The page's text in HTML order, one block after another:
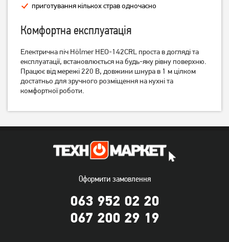
Електрична піч Castle CPE-
60H
5 509грн
5 069грн
Електрична піч Grunhelm
GN50ARC чорна
4 999грн
приготування кількох страв одночасно
Комфортна експлуатація
Електрична піч Hölmer HEO-142CRL проста в догляді та
експлуатації, встановлюється на будь-яку рівну поверхню.
Працює від мережі 220 В, довжини шнура в 1 м цілком
достатньо для зручного розміщення на кухні та
комфортної роботи.
Оформити замовлення
063 952 02 20
067 200 29 19